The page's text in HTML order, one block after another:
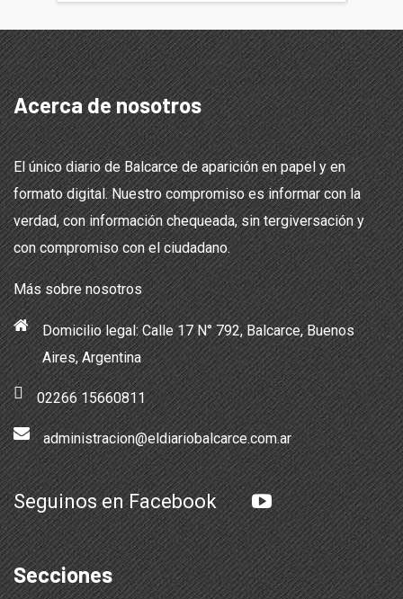
Acerca de nosotros
El único diario de Balcarce de aparición en papel y en
formato digital. Nuestro compromiso es informar con la
verdad, con información chequeada, sin tergiversación y
con compromiso con el ciudadano.
Más sobre nosotros
Domicilio legal: Calle 17 N° 792, Balcarce, Buenos
Aires, Argentina
02266 15660811
administracion@eldiariobalcarce.com.ar
Seguinos en Facebook
Secciones